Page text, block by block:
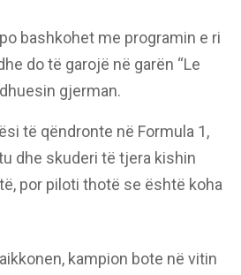
bashkohet me programin e ri
do të garojë në garën “Le
gjerman.
të qëndronte në Formula 1,
dhe skuderi të tjera kishin
por piloti thotë se është koha
kampion bote në vitin